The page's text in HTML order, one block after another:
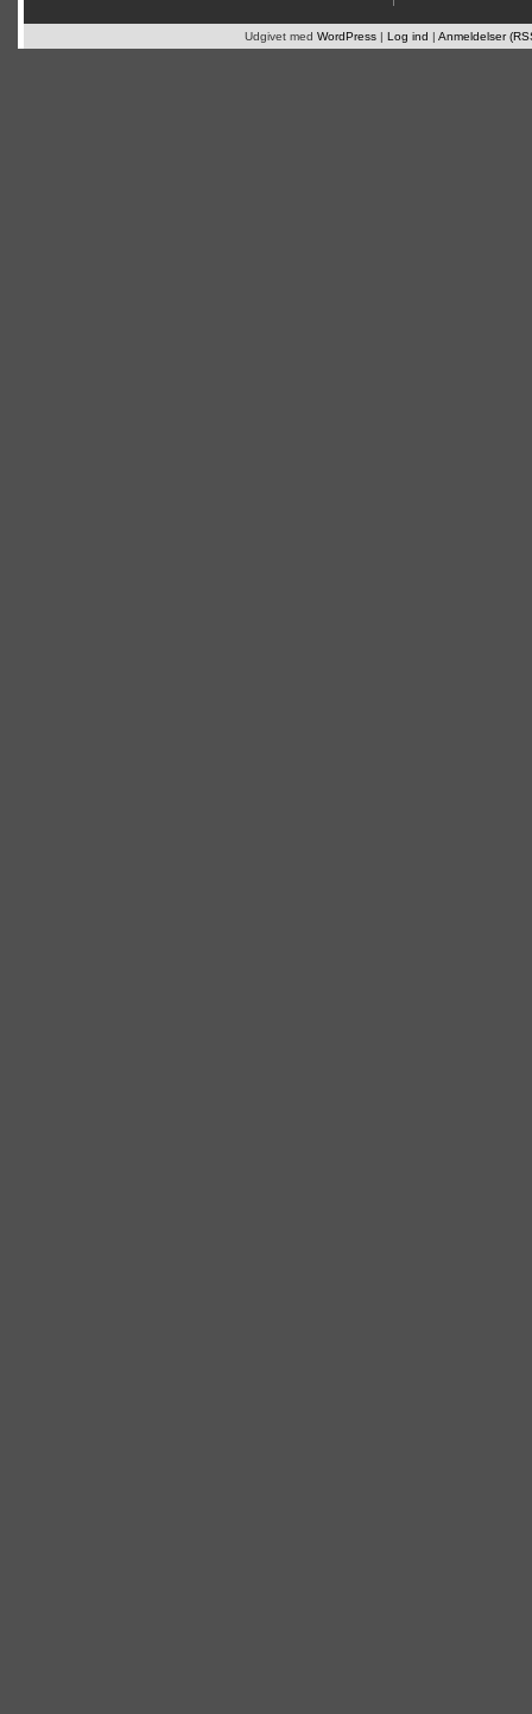
Udgivet med WordPress | Log ind | Anmeldelser